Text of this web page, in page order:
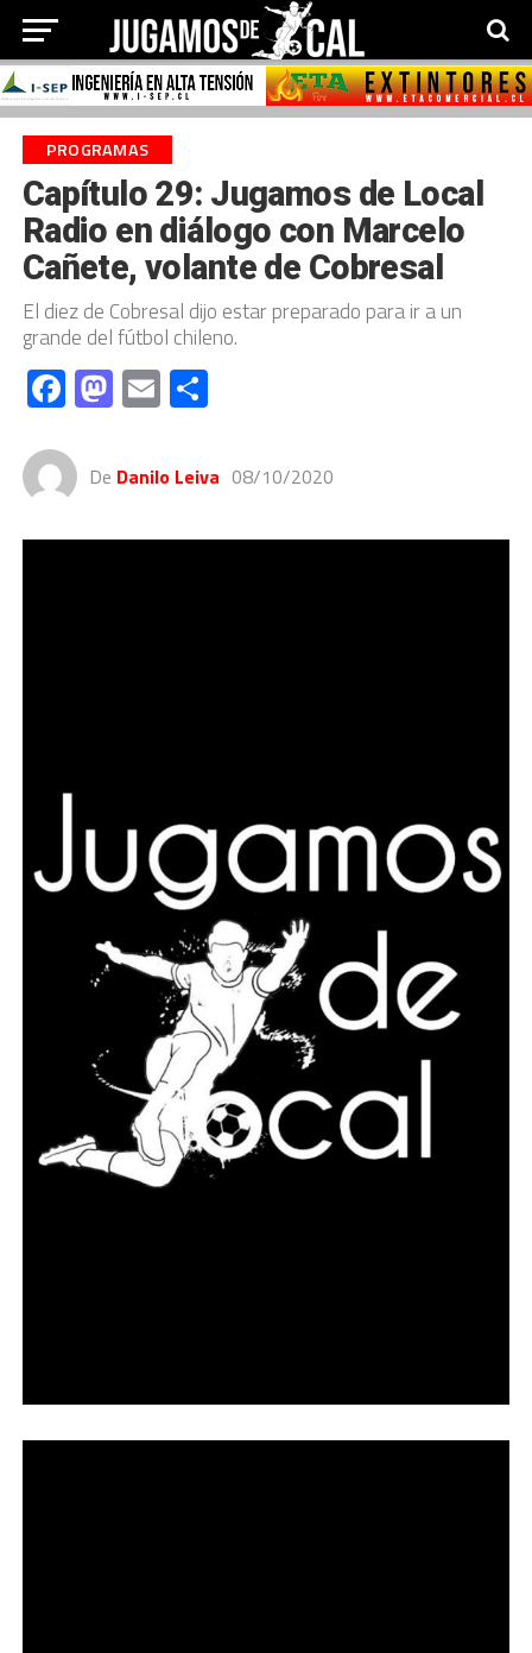
PROGRAMAS
Capítulo 29: Jugamos de Local
Radio en diálogo con Marcelo
Cañete, volante de Cobresal
El diez de Cobresal dijo estar preparado para ir a un
grande del fútbol chileno.
Facebook
Mastodon
EmailCompartir
De Danilo Leiva 08/10/2020